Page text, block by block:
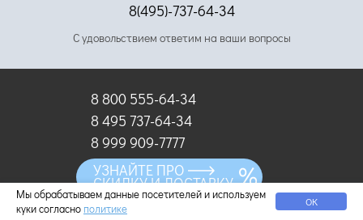
8(495)-737-64-34
С удовольствием ответим на ваши вопросы
Мы обрабатываем данные посетителей и используем
куки согласно политике ОК
8 800 555-64-34
8 495 737-64-34
8 999 909-7777
info@oboi-ma.ru
УЗНАЙТЕ ПРО
СКИДКУ И ДОСТАВКУ